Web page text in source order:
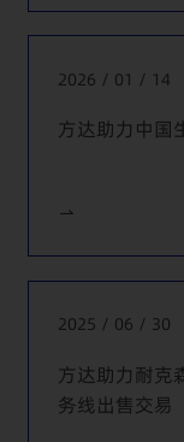
产提供法律服务
2026 / 01 / 14
方达助力中国
2025 / 06 / 30
方达助力耐克
务线出售交易